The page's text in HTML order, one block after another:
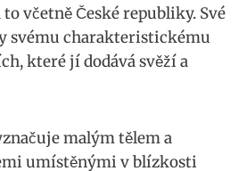
včetně České republiky. Své
svému charakteristickému
které jí ​dodává ⁣svěží a
⁢malým tělem a
umístěnými v blízkosti